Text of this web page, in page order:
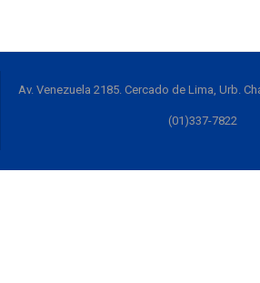
Av. Venezuela 2185. Cercado de Lima, Urb.
(01)337-7822